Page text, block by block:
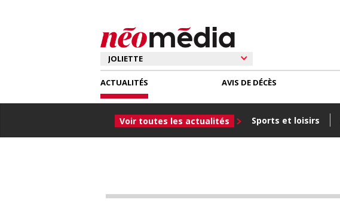
ACTUALITÉS
Voir toutes les actualités Sports et loisirs
AVIS DE DÉCÈS